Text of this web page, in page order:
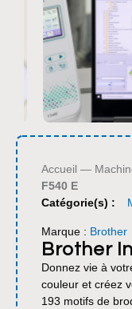
Accueil —
F540 E
Catégorie(s) :
Marque : Brother
Brother
Donnez vie à
couleur et créez
193 motifs de